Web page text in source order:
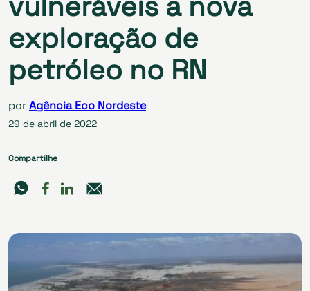
exploração de
petróleo no RN
porAgência Eco Nordeste
29 de abril de 2022
Compartilhe